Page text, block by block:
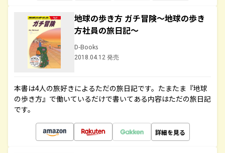
地球の歩き方 ガチ冒険～地球の歩き
方社員の旅日記～
D-Books
2018.04.12 発売
本書は4人の旅好きによるただの旅日記です。たまたま『地球
の歩き方』で働いているだけで書いてある内容はただの旅日記
です。
詳細を見る